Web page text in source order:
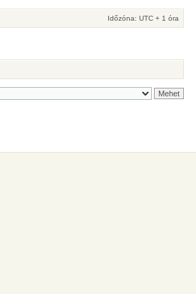
Időzóna: UTC + 1 óra